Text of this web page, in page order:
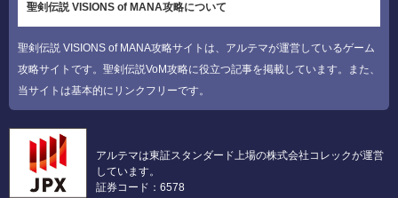
聖剣伝説 VISIONS of MANA攻略について
聖剣伝説 VISIONS of MANA攻略サイトは、アルテマが運営しているゲーム
攻略サイトです。聖剣伝説VoM攻略に役立つ記事を掲載しています。また、
当サイトは基本的にリンクフリーです。
アルテマは東証スタンダード上場の株式会社コレックが運営
しています。
証券コード：6578